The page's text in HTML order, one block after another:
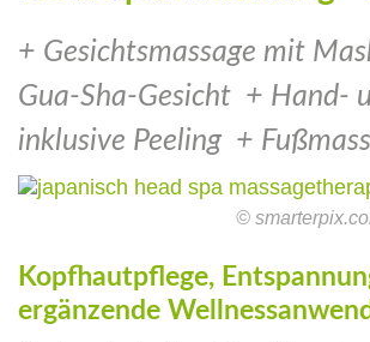
+ Gesichtsmassage mit
Gua‑Sha‑Gesicht + Hand‑
inklusive Peeling +
©
Kopfhautpflege,
ergänzende